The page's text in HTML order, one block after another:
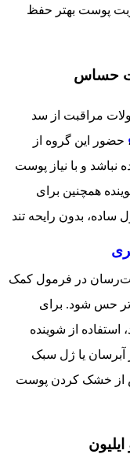
پوست بهتر حفظ
حساس
مراقبت از سد
این گروه از
و با نیاز پوست
همچنین برای
بدون رایحه تند
در فرمول کمک
حس شود. برای
از شوینده
آبرسان یا ژل سبک
از خشک کردن پوست